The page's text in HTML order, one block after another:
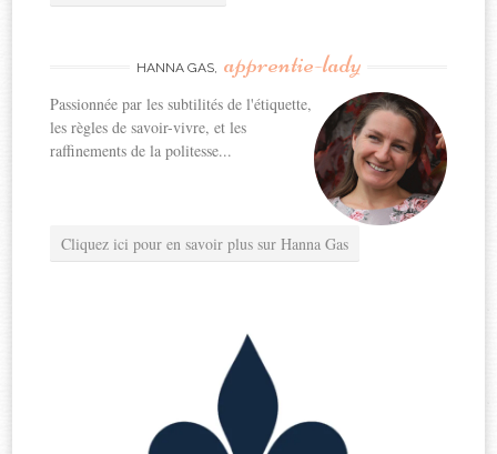
HANNA GAS, apprentie-lady
Passionnée par les subtilités de l'étiquette,
les règles de savoir-vivre, et les
raffinements de la politesse...
Cliquez ici pour en savoir plus sur Hanna Gas